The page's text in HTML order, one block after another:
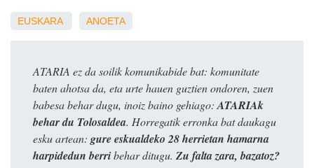
EUSKARA ANOETA
ATARIA ez da soilik komunikabide bat: komunitate
baten ahotsa da, eta urte hauen guztien ondoren, zuen
babesa behar dugu, inoiz baino gehiago: ATARIAk
behar du Tolosaldea. Horregatik erronka bat daukagu
esku artean: gure eskualdeko 28 herrietan hamarna
harpidedun berribehar ditugu. Zu falta zara, bazatoz?